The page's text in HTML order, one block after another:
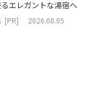
エレガントな湯宿へ
[PR] 2026.08.05